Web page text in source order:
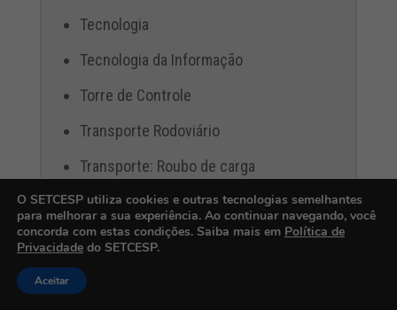
Tecnologia
Tecnologia da Informação
Torre de Controle
Transporte Rodoviário
Transporte: Roubo de carga
Treinamento
Vez & Voz
Vez e Voz
O SETCESP utiliza cookies e outras tecnologias semelhantes
para melhorar a sua experiência. Ao continuar navegando, você
concorda com estas condições. Saiba mais em Política de
Privacidade do SETCESP.
Aceitar